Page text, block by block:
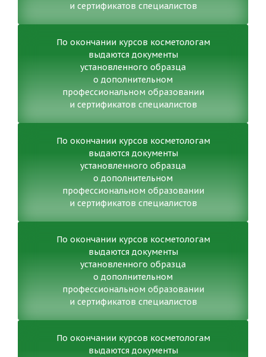
и сертификатов специалистов
По окончании курсов косметологам
выдаются документы
установленного образца
о дополнительном
профессиональном образовании
и сертификатов специалистов
По окончании курсов косметологам
выдаются документы
установленного образца
о дополнительном
профессиональном образовании
и сертификатов специалистов
По окончании курсов косметологам
выдаются документы
установленного образца
о дополнительном
профессиональном образовании
и сертификатов специалистов
По окончании курсов косметологам
выдаются документы